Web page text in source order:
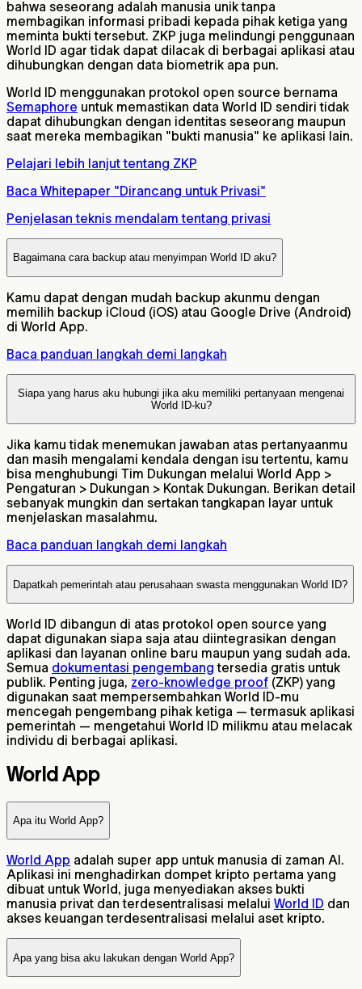
bahwa seseorang adalah manusia unik tanpa
membagikan informasi pribadi kepada pihak ketiga yang
meminta bukti tersebut. ZKP juga melindungi penggunaan
World ID agar tidak dapat dilacak di berbagai aplikasi atau
dihubungkan dengan data biometrik apa pun.
World ID menggunakan protokol open source bernama
Semaphore untuk memastikan data World ID sendiri tidak
dapat dihubungkan dengan identitas seseorang maupun
saat mereka membagikan "bukti manusia" ke aplikasi lain.
Pelajari lebih lanjut tentang ZKP
Baca Whitepaper "Dirancang untuk Privasi"
Penjelasan teknis mendalam tentang privasi
Bagaimana cara backup atau menyimpan World ID aku?
Kamu dapat dengan mudah backup akunmu dengan
memilih backup iCloud (iOS) atau Google Drive (Android)
di World App.
Baca panduan langkah demi langkah
Siapa yang harus aku hubungi jika aku memiliki pertanyaan mengenai
World ID-ku?
Jika kamu tidak menemukan jawaban atas pertanyaanmu
dan masih mengalami kendala dengan isu tertentu, kamu
bisa menghubungi Tim Dukungan melalui World App >
Pengaturan > Dukungan > Kontak Dukungan. Berikan detail
sebanyak mungkin dan sertakan tangkapan layar untuk
menjelaskan masalahmu.
Baca panduan langkah demi langkah
Dapatkah pemerintah atau perusahaan swasta menggunakan World ID?
World ID dibangun di atas protokol open source yang
dapat digunakan siapa saja atau diintegrasikan dengan
aplikasi dan layanan online baru maupun yang sudah ada.
Semua dokumentasi pengembang tersedia gratis untuk
publik. Penting juga, zero-knowledge proof (ZKP) yang
digunakan saat mempersembahkan World ID-mu
mencegah pengembang pihak ketiga — termasuk aplikasi
pemerintah — mengetahui World ID milikmu atau melacak
individu di berbagai aplikasi.
World App
Apa itu World App?
World App adalah super app untuk manusia di zaman AI.
Aplikasi ini menghadirkan dompet kripto pertama yang
dibuat untuk World, juga menyediakan akses bukti
manusia privat dan terdesentralisasi melalui World ID dan
akses keuangan terdesentralisasi melalui aset kripto.
Apa yang bisa aku lakukan dengan World App?